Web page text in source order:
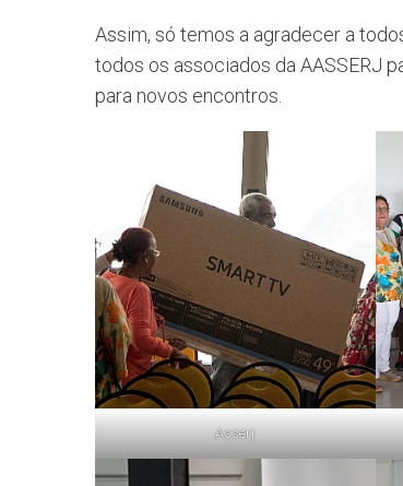
Assim, só temos a agradecer a
todos os associados da AASSERJ
para novos encontros.
Asserj